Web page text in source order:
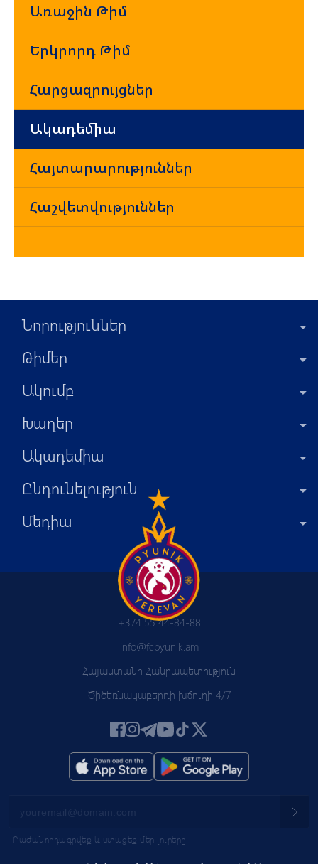
Առաջին Թիմ
Երկրորդ Թիմ
Հարցազրույցներ
Ակադեմիա
Հայտարարություններ
Հաշվետվություններ
Նորություններ
Թիմեր
Ակումբ
Խաղեր
Ակադեմիա
Ընդունելություն
Մեդիա
+374 55 44-84-88
info@fcpyunik.am
Հայաստանի Հանրապետություն
Ծիծեռնակաբերդի խճուղի 4/7
Բաժանորդագրվեք և ստացեք մեր լուրերը